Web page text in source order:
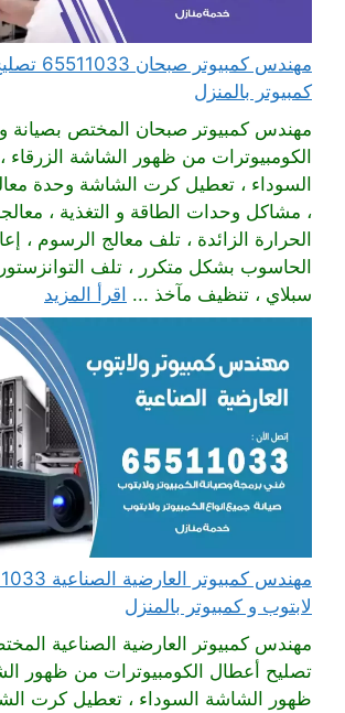
مهندس
كمبيوتر بالمنزل
مهندس كمبيوتر صبحان المختص بصيانة
الكومبيوترات من ظهور الشاشة
السوداء ، تعطيل كرت الشاشة وحدة
، مشاكل وحدات الطاقة و التغذية ،
الحرارة الزائدة ، تلف معالج الرسوم ،
الحاسوب بشكل متكرر ، تلف التوانزستور
سبلاي ، تنظيف مآخذ ... اقرأ المزيد
لابتوب و كمبيوتر بالمنزل
مهندس كمبيوتر العارضية الصناعية
تصليح أعطال الكومبيوترات من ظهور
ظهور الشاشة السوداء ، تعطيل كرت